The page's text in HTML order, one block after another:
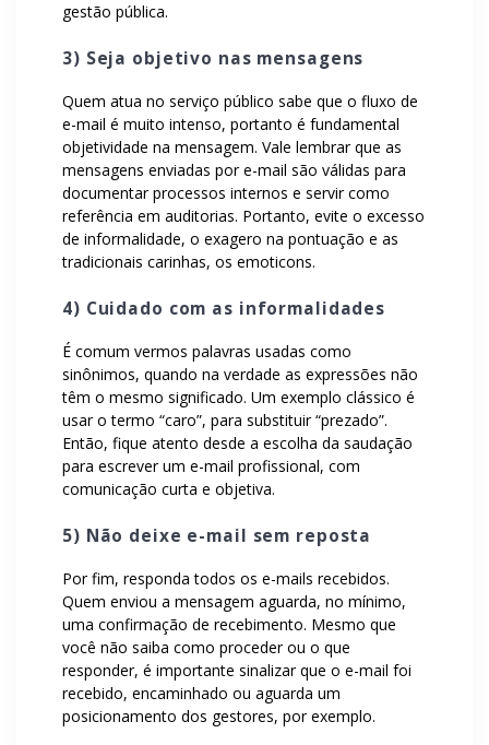
gestão pública.
3) Seja objetivo nas mensagens
Quem atua no serviço público sabe que o fluxo de
e-mail é muito intenso, portanto é fundamental
objetividade na mensagem. Vale lembrar que as
mensagens enviadas por e-mail são válidas para
documentar processos internos e servir como
referência em auditorias. Portanto, evite o excesso
de informalidade, o exagero na pontuação e as
tradicionais carinhas, os emoticons.
4) Cuidado com as informalidades
É comum vermos palavras usadas como
sinônimos, quando na verdade as expressões não
têm o mesmo significado. Um exemplo clássico é
usar o termo “caro”, para substituir “prezado”.
Então, fique atento desde a escolha da saudação
para escrever um e-mail profissional, com
comunicação curta e objetiva.
5) Não deixe e-mail sem reposta
Por fim, responda todos os e-mails recebidos.
Quem enviou a mensagem aguarda, no mínimo,
uma confirmação de recebimento. Mesmo que
você não saiba como proceder ou o que
responder, é importante sinalizar que o e-mail foi
recebido, encaminhado ou aguarda um
posicionamento dos gestores, por exemplo.